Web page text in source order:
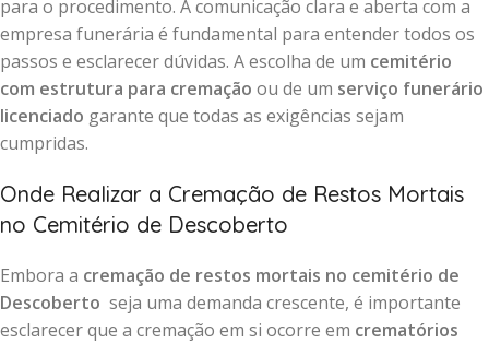
para o procedimento. A comunicação clara e aberta com a
empresa funerária é fundamental para entender todos os
passos e esclarecer dúvidas. A escolha de um cemitério
com estrutura para cremação ou de um serviço funerário
licenciado garante que todas as exigências sejam
cumpridas.
Onde Realizar a Cremação de Restos Mortais
no Cemitério de Descoberto
Embora a cremação de restos mortais no cemitério de
Descoberto seja uma demanda crescente, é importante
esclarecer que a cremação em si ocorre em crematórios